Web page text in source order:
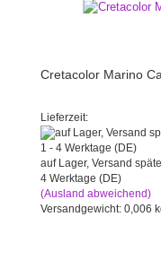
Cretacolor Marino
Lieferzeit:
auf Lager, Versand
4 Werktage (DE)
(Ausland abweichend)
Versandgewicht: 0,006